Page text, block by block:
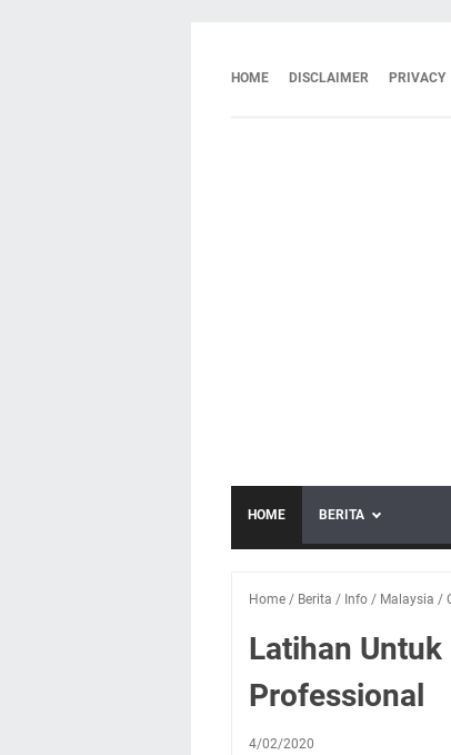
HOME DISCLAIMER PRIVACY
HOME BERITA
Home / Berita / Info / Malaysia /
Latihan Untuk
Professional
4/02/2020